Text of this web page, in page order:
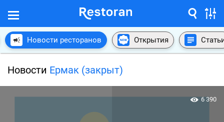
Новости ресторанов Открытия
Новости Ермак (закрыт)
6 390